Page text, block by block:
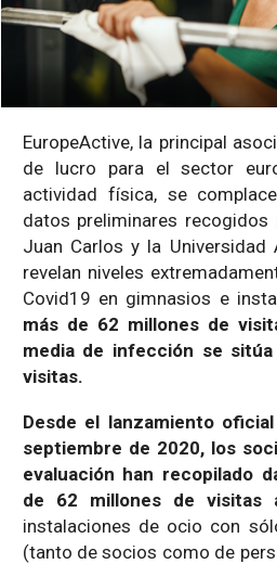
EuropeActive, la principal
de lucro para el sector
actividad física, se
datos preliminares recogidos
Juan Carlos y la Universidad
revelan niveles
Covid19 en gimnasios e
más de 62 millones de
media de infección se
visitas.
Desde el lanzamiento
septiembre de 2020, los
evaluación han recopilado
de 62 millones de visitas
instalaciones de ocio con
(tanto de socios como de